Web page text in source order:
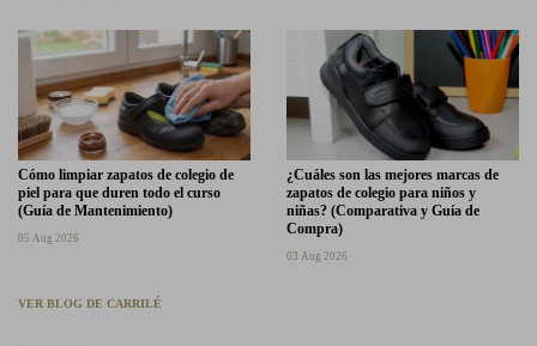
Cómo limpiar zapatos de colegio de
piel para que duren todo el curso
(Guía de Mantenimiento)
05 Aug 2026
¿Cuáles son las mejores marcas de
zapatos de colegio para niños y
niñas? (Comparativa y Guía de
Compra)
03 Aug 2026
VER BLOG DE CARRILÉ